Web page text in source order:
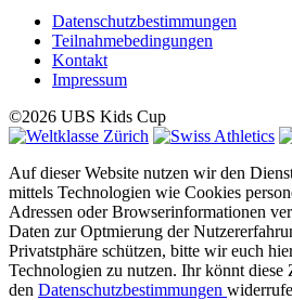
Datenschutzbestimmungen
Teilnahmebedingungen
Kontakt
Impressum
©2026 UBS Kids Cup
Auf dieser Website nutzen wir den
mittels Technologien wie Cookies
Adressen oder Browserinformationen
Daten zur Optmierung der
Privatstphäre schützen, bitte wir euch
Technologien zu nutzen. Ihr könnt diese
den Datenschutzbestimmungen